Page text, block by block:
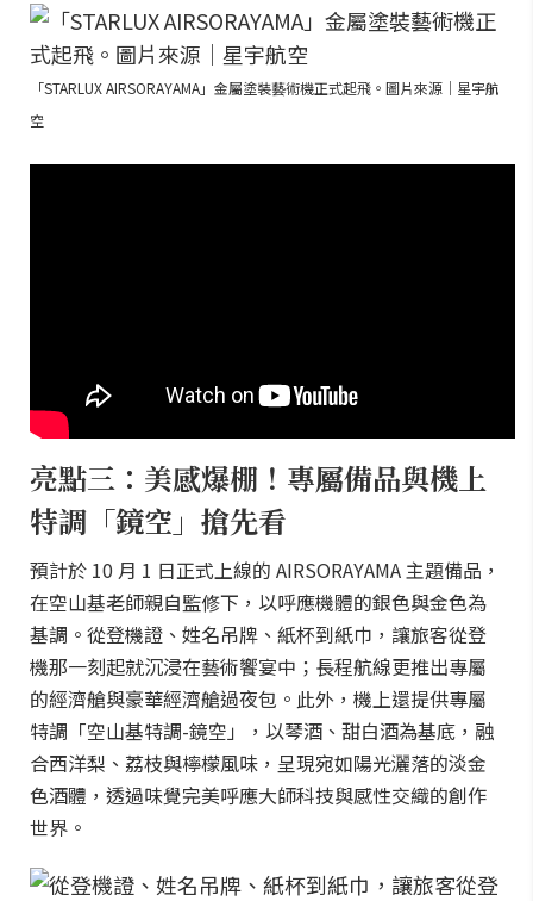
「STARLUX AIRSORAYAMA」金屬塗裝藝術機正式起飛。圖片來源｜星宇航
空
亮點三：美感爆棚！專屬備品與機上
特調「鏡空」搶先看
預計於 10 月 1 日正式上線的 AIRSORAYAMA 主題備品，
在空山基老師親自監修下，以呼應機體的銀色與金色為
基調。從登機證、姓名吊牌、紙杯到紙巾，讓旅客從登
機那一刻起就沉浸在藝術饗宴中；長程航線更推出專屬
的經濟艙與豪華經濟艙過夜包。此外，機上還提供專屬
特調「空山基特調-鏡空」，以琴酒、甜白酒為基底，融
合西洋梨、荔枝與檸檬風味，呈現宛如陽光灑落的淡金
色酒體，透過味覺完美呼應大師科技與感性交織的創作
世界。